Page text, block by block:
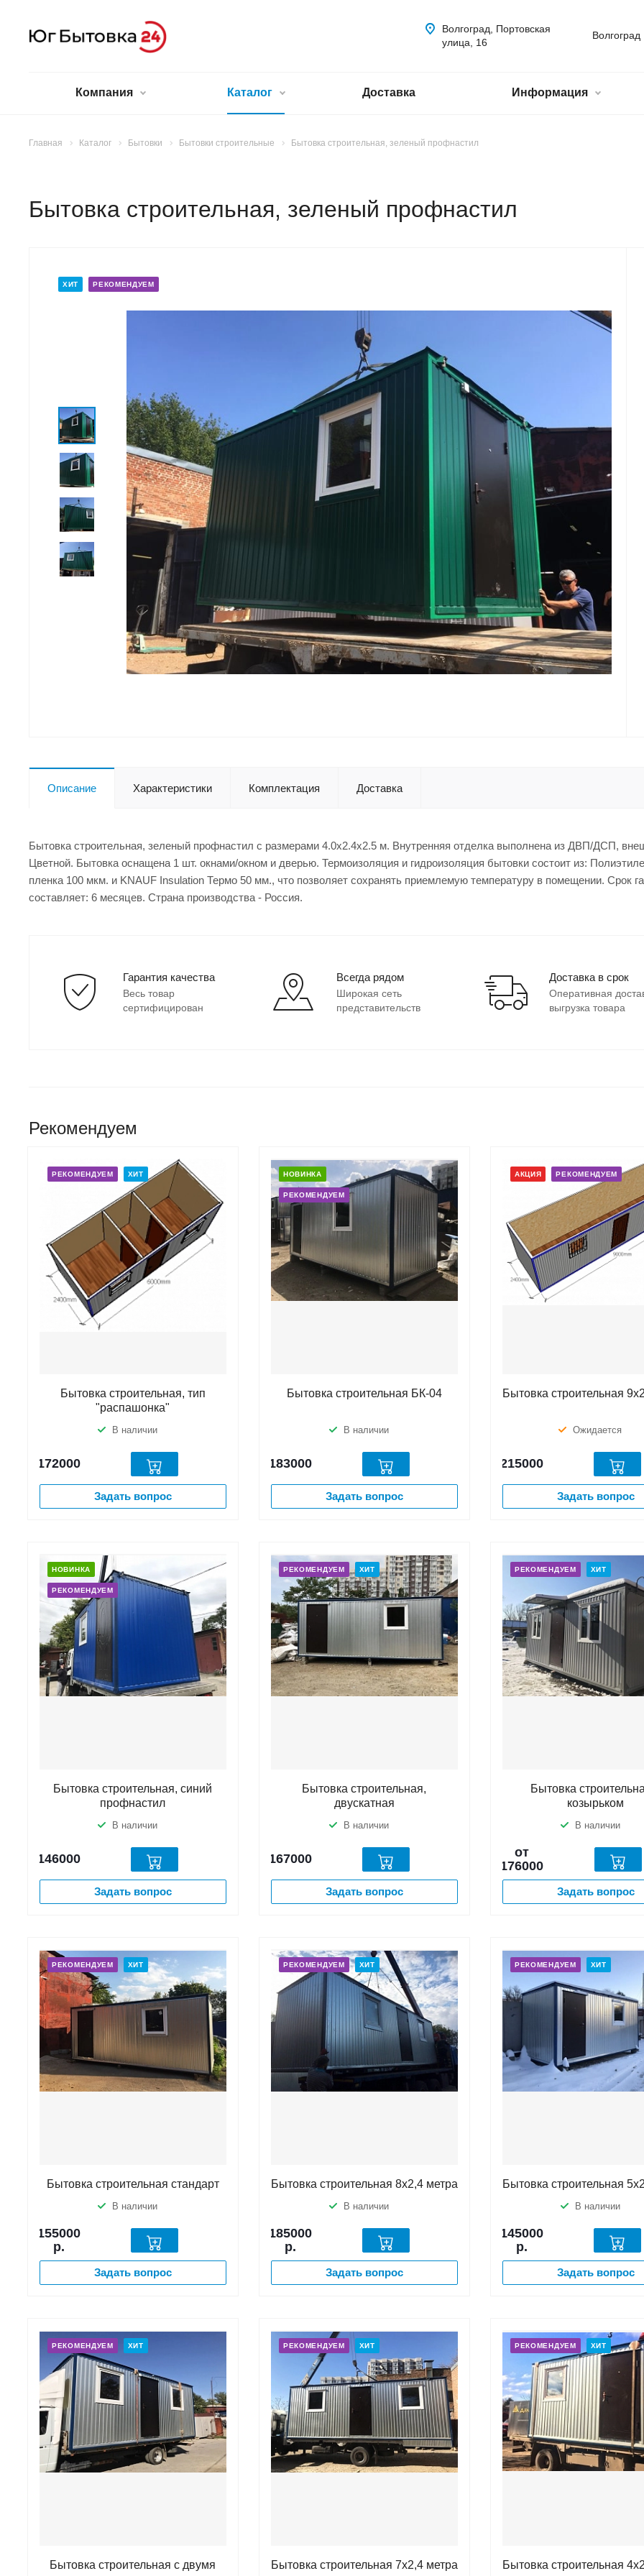
Волгоград
Волгоград, Портовская
улица, 16
Компания Каталог Доставка Информация
Главная Каталог Бытовки Бытовки строительные Бытовка строительная, зеленый профнастил
Бытовка строительная, зеленый профнастил
ХИТ РЕКОМЕНДУЕМ
Описание Характеристики Комплектация Доставка
Бытовка строительная, зеленый профнастил с размерами 4.0x2.4x2.5 м. Внутренняя отделка выполнена из ДВП/ДСП,
Цветной. Бытовка оснащена 1 шт. окнами/окном и дверью. Термоизоляция и гидроизоляция бытовки состоит из:
пленка 100 мкм. и KNAUF Insulation Термо 50 мм., что позволяет сохранять приемлемую температуру в помещении. Срок
составляет: 6 месяцев. Страна производства - Россия.
Гарантия качества
Весь товар
сертифицирован
Всегда рядом
Широкая сеть
представительств
Доставка в срок
Оперативная
выгрузка товара
Рекомендуем
РЕКОМЕНДУЕМ ХИТ
Бытовка строительная, тип
"распашонка"
В наличии
172000
Задать вопрос
НОВИНКА
РЕКОМЕНДУЕМ
Бытовка строительная БК-04
В наличии
183000
Задать вопрос
АКЦИЯ РЕКОМЕНДУЕМ
Бытовка строительная
Ожидается
215000
Задать вопрос
НОВИНКА
РЕКОМЕНДУЕМ
Бытовка строительная, синий
профнастил
В наличии
146000
Задать вопрос
РЕКОМЕНДУЕМ ХИТ
Бытовка строительная,
двускатная
В наличии
167000
Задать вопрос
РЕКОМЕНДУЕМ ХИТ
Бытовка
козырьком
В наличии
от
176000
Задать вопрос
РЕКОМЕНДУЕМ ХИТ
Бытовка строительная стандарт
В наличии
155000
р.
Задать вопрос
РЕКОМЕНДУЕМ ХИТ
Бытовка строительная 8х2,4 метра
В наличии
185000
р.
Задать вопрос
РЕКОМЕНДУЕМ ХИТ
Бытовка строительная
В наличии
145000
р.
Задать вопрос
РЕКОМЕНДУЕМ ХИТ
Бытовка строительная с двумя
РЕКОМЕНДУЕМ ХИТ
Бытовка строительная 7х2,4 метра
РЕКОМЕНДУЕМ ХИТ
Бытовка строительная